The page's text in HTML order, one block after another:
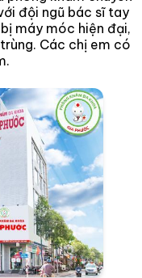
đội ngũ bác sĩ tay
máy móc hiện đại,
Các chị em có